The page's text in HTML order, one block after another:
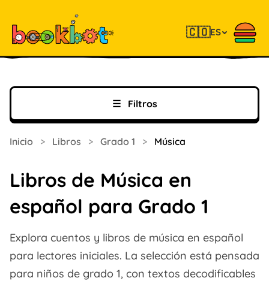
🇨🇴ES
☰ Filtros
Inicio > Libros > Grado 1 > Música
Libros de Música en
español para Grado 1
Explora cuentos y libros de música en español
para lectores iniciales. La selección está pensada
para niños de grado 1, con textos decodificables